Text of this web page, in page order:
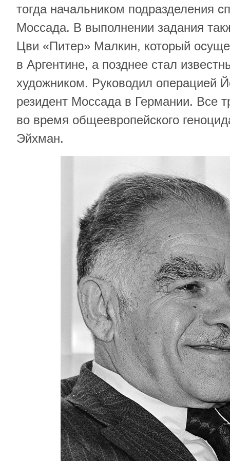
тогда начальником подразделения
Моссада. В выполнении задания
Цви «Питер» Малкин, который
в Аргентине, а позднее стал
художником. Руководил операцией
резидент Моссада в Германии. Все
во время общеевропейского
Эйхман.